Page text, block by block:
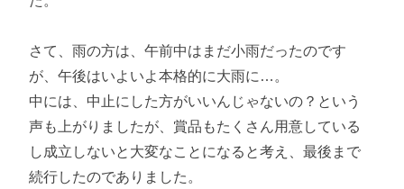
さて、雨の方は、午前中はまだ小雨だったのです
が、午後はいよいよ本格的に大雨に…。
中には、中止にした方がいいんじゃないの？という
声も上がりましたが、賞品もたくさん用意している
し成立しないと大変なことになると考え、最後まで
続行したのでありました。